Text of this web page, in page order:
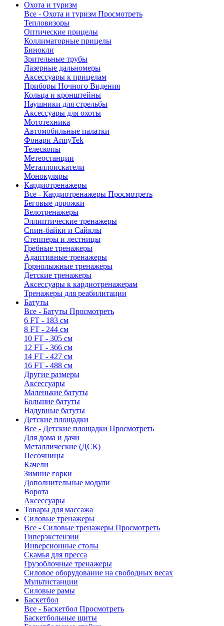
Охота и туризм
Все - Охота и туризм Просмотреть
Тепловизоры
Оптические прицелы
Коллиматорные прицелы
Бинокли
Зрительные трубы
Лазерные дальномеры
Аксессуары к прицелам
Приборы Ночного Видения
Кольца и кронштейны
Наушники для стрельбы
Аксессуары для охоты
Мототехника
Автомобильные палатки
Фонари ArmyTek
Телескопы
Метеостанции
Металлоискатели
Монокуляры
Кардиотренажеры
Все - Кардиотренажеры Просмотреть
Беговые дорожки
Велотренажеры
Эллиптические тренажеры
Спин-байки и Сайклы
Степперы и лестницы
Гребные тренажеры
Адаптивные тренажеры
Горнолыжные тренажеры
Детские тренажеры
Аксессуары к кардиотренажерам
Тренажеры для реабилитации
Батуты
Все - Батуты Просмотреть
6 FT - 183 см
8 FT - 244 см
10 FT - 305 см
12 FT - 366 см
14 FT - 427 см
16 FT - 488 см
Другие размеры
Аксессуары
Маленькие батуты
Большие батуты
Надувные батуты
Детские площадки
Все - Детские площадки Просмотреть
Для дома и дачи
Металлические (ДСК)
Песочницы
Качели
Зимние горки
Дополнительные модули
Ворота
Аксессуары
Товары для массажа
Силовые тренажеры
Все - Силовые тренажеры Просмотреть
Гиперэкстензии
Инверсионные столы
Скамья для пресса
Грузоблочные тренажеры
Силовое оборудование на свободных весах
Мультистанции
Силовые рамы
Баскетбол
Все - Баскетбол Просмотреть
Баскетбольные щиты